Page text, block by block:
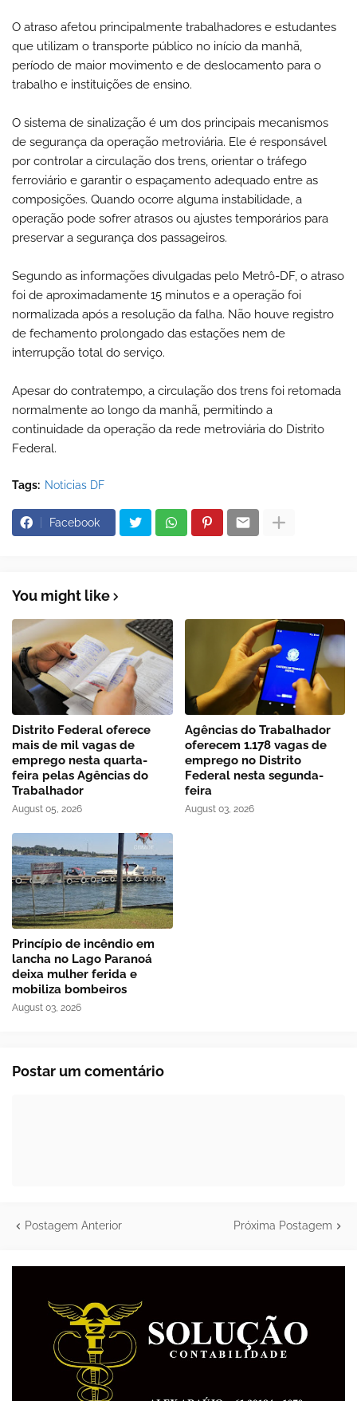
O atraso afetou principalmente trabalhadores e estudantes
que utilizam o transporte público no início da manhã,
período de maior movimento e de deslocamento para o
trabalho e instituições de ensino.
O sistema de sinalização é um dos principais mecanismos
de segurança da operação metroviária. Ele é responsável
por controlar a circulação dos trens, orientar o tráfego
ferroviário e garantir o espaçamento adequado entre as
composições. Quando ocorre alguma instabilidade, a
operação pode sofrer atrasos ou ajustes temporários para
preservar a segurança dos passageiros.
Segundo as informações divulgadas pelo Metrô-DF, o atraso
foi de aproximadamente 15 minutos e a operação foi
normalizada após a resolução da falha. Não houve registro
de fechamento prolongado das estações nem de
interrupção total do serviço.
Apesar do contratempo, a circulação dos trens foi retomada
normalmente ao longo da manhã, permitindo a
continuidade da operação da rede metroviária do Distrito
Federal.
Tags: Noticias DF
Facebook
You might like
Distrito Federal oferece
mais de mil vagas de
emprego nesta quarta-
feira pelas Agências do
Trabalhador
August 05, 2026
Agências do Trabalhador
oferecem 1.178 vagas de
emprego no Distrito
Federal nesta segunda-
feira
August 03, 2026
Princípio de incêndio em
lancha no Lago Paranoá
deixa mulher ferida e
mobiliza bombeiros
August 03, 2026
Postar um comentário
Postagem Anterior Próxima Postagem